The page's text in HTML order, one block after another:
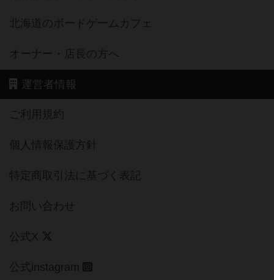
北海道のボードゲームカフェ
オーナー・店長の方へ
運営者情報
ご利用規約
個人情報保護方針
特定商取引法に基づく表記
お問い合わせ
公式X
公式instagram